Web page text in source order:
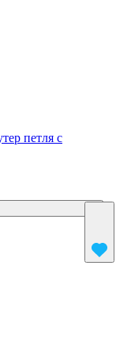
петля с